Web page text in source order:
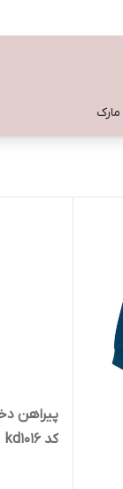
پیراهن
کد kd1016